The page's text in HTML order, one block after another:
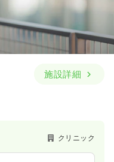
施設詳細
クリニック